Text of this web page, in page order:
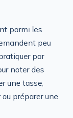
parmi les
peu
par
noter des
une tasse,
préparer une